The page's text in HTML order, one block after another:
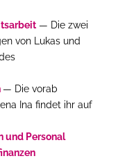
— Die zwei
von Lukas und
— Die vorab
Ina findet ihr auf
und Personal